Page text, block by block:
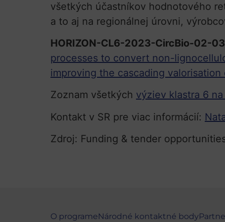
všetkých účastníkov hodnotového
a to aj na regionálnej úrovni,
HORIZON-CL6-2023-CircBio-02-03
processes to convert non-
improving the cascading valorisation
Zoznam všetkých výziev klastra 6
Kontakt v SR pre viac informácií:
Zdroj: Funding & tender
O programeNárodné kontaktné body